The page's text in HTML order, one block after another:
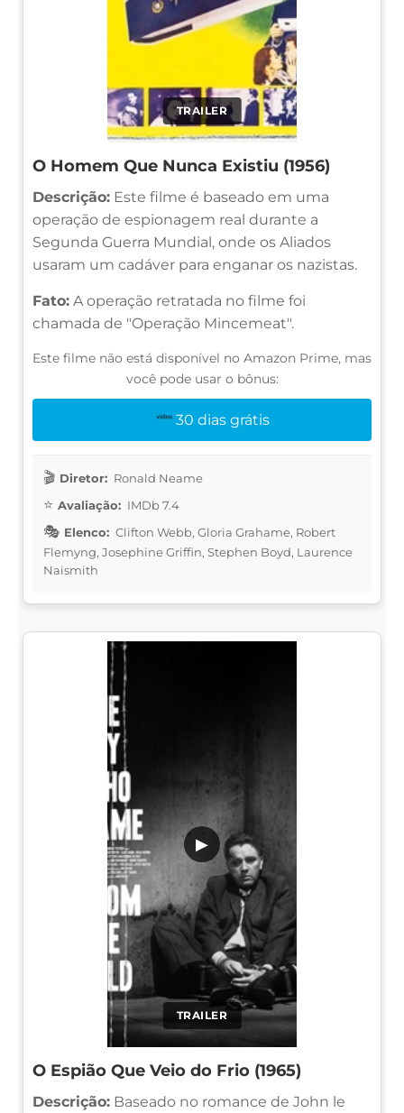
TRAILER
O Homem Que Nunca Existiu (1956)
Descrição: Este filme é baseado em uma
operação de espionagem real durante a
Segunda Guerra Mundial, onde os Aliados
usaram um cadáver para enganar os nazistas.
Fato: A operação retratada no filme foi
chamada de "Operação Mincemeat".
Este filme não está disponível no Amazon Prime, mas
você pode usar o bônus:
30 dias grátis
Diretor: Ronald Neame
Avaliação: IMDb 7.4
Elenco: Clifton Webb, Gloria Grahame, Robert
Flemyng, Josephine Griffin, Stephen Boyd, Laurence
Naismith
TRAILER
▶
O Espião Que Veio do Frio (1965)
Descrição: Baseado no romance de John le